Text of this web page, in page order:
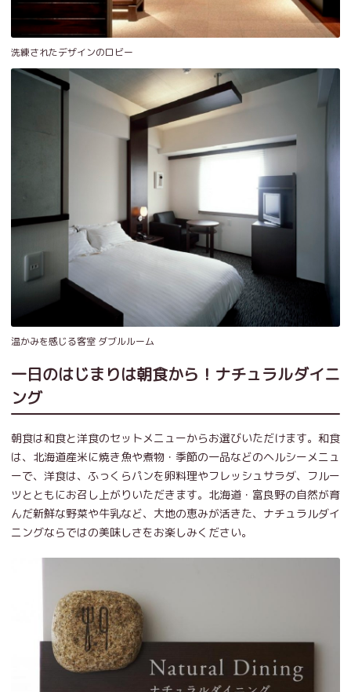
洗練されたデザインのロビー
温かみを感じる客室 ダブルルーム
一日のはじまりは朝食から！ナチュラルダイニ
ング
朝食は和食と洋食のセットメニューからお選びいただけます。和食
は、北海道産米に焼き魚や煮物・季節の一品などのヘルシーメニュ
ーで、洋食は、ふっくらパンを卵料理やフレッシュサラダ、フルー
ツとともにお召し上がりいただきます。北海道・富良野の自然が育
んだ新鮮な野菜や牛乳など、大地の恵みが活きた、ナチュラルダイ
ニングならではの美味しさをお楽しみください。